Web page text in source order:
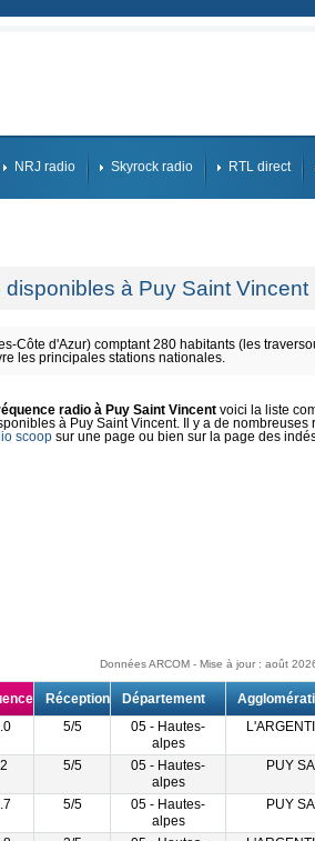
NRJ radio Skyrock radio RTL direct
disponibles à Puy Saint Vincent
Côte d'Azur) comptant 280 habitants (les
les principales stations nationales.
radio à Puy Saint Vincentvoici la liste
à Puy Saint Vincent. Il y a de nombreuses
scoopsur une page ou bien sur la page des
Données ARCOM - Mise à jour : août
Réception Département
5/5
05 - Hautes-
alpes
5/5
05 - Hautes-
alpes
PUY
5/5
05 - Hautes-
alpes
PUY